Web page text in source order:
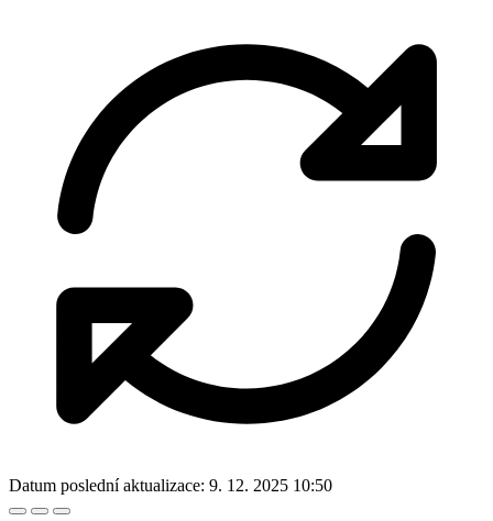
Datum poslední aktualizace: 9. 12. 2025 10:50